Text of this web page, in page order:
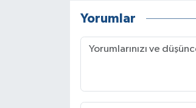
Yorumlar